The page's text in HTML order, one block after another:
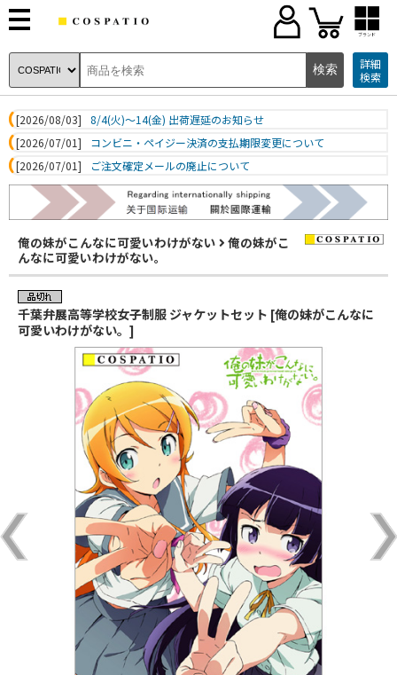
ブランド
詳細
検索
[2026/08/03]
8/4(火)～14(金) 出荷遅延のお知らせ
[2026/07/01]
コンビニ・ペイジー決済の支払期限変更について
[2026/07/01]
ご注文確定メールの廃止について
俺の妹がこんなに可愛いわけがない
俺の妹がこ
んなに可愛いわけがない。
千葉弁展高等学校女子制服 ジャケットセット [俺の妹がこんなに
可愛いわけがない。]